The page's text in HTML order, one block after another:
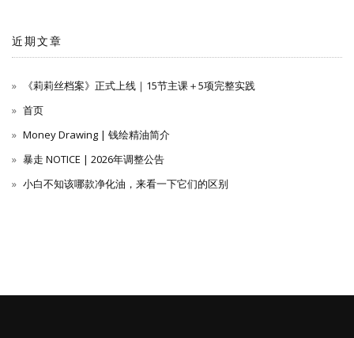
近期文章
《莉莉丝档案》正式上线｜15节主课＋5项完整实践
首页
Money Drawing | 钱绘精油简介
暴走 NOTICE | 2026年调整公告
小白不知该哪款净化油，来看一下它们的区别